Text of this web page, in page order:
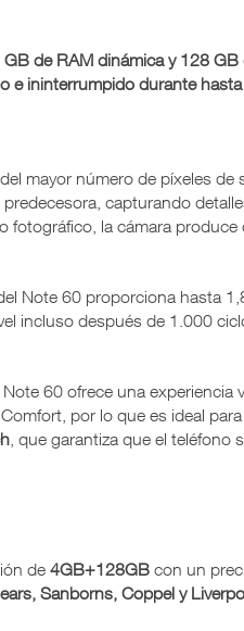
GB de RAM dinámica y 128 GB
e ininterrumpido durante
mayor número de píxeles de
capturando
la cámara produce
Note 60 proporciona hasta
incluso después de 1.000
60 ofrece una experiencia
por lo que es ideal
, que garantiza que el teléfono
de 4GB+128GB con un
Sanborns, Coppel y